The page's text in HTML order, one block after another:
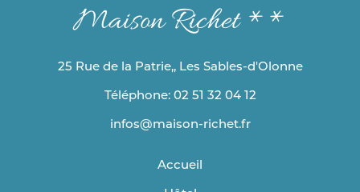
Maison Richet **
25 Rue de la Patrie,, Les Sables-d'Olonne
Téléphone: 02 51 32 04 12
infos@maison-richet.fr
Accueil